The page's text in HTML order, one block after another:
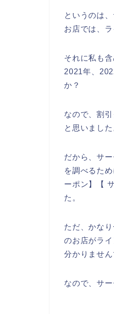
というのは
お店では、
それに私も
2021年、
か？
なので、割
と思いました
だから、サ
を調べるた
ーポン】【
た。
ただ、かな
のお店がラ
分かりません
なので、サ